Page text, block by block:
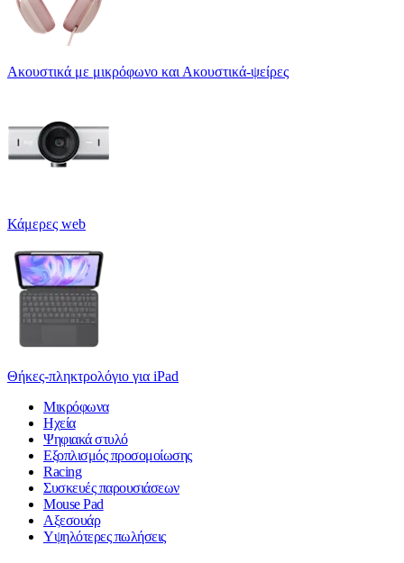
Ακουστικά με μικρόφωνο και Ακουστικά-ψείρες
Κάμερες web
Θήκες-πληκτρολόγιο για iPad
Μικρόφωνα
Ηχεία
Ψηφιακά στυλό
Εξοπλισμός προσομοίωσης
Racing
Συσκευές παρουσιάσεων
Mouse Pad
Αξεσουάρ
Υψηλότερες πωλήσεις